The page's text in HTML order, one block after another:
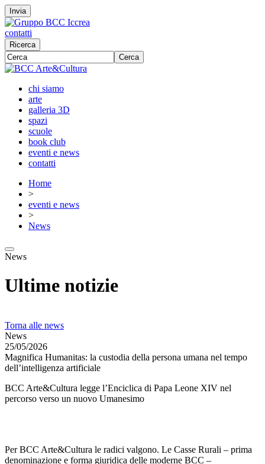
Invia
contatti
Ricerca
Cerca
chi siamo
arte
galleria 3D
spazi
scuole
book club
eventi e news
contatti
Home
>
eventi e news
>
News
News
Ultime notizie
Torna alle news
News
25/05/2026
Magnifica Humanitas: la custodia della persona umana nel tempo
dell’intelligenza artificiale
BCC Arte&Cultura legge l’Enciclica di Papa Leone XIV nel
percorso verso un nuovo Umanesimo
Per BCC Arte&Cultura le radici valgono. Le Casse Rurali – prima
denominazione e forma giuridica delle moderne BCC –